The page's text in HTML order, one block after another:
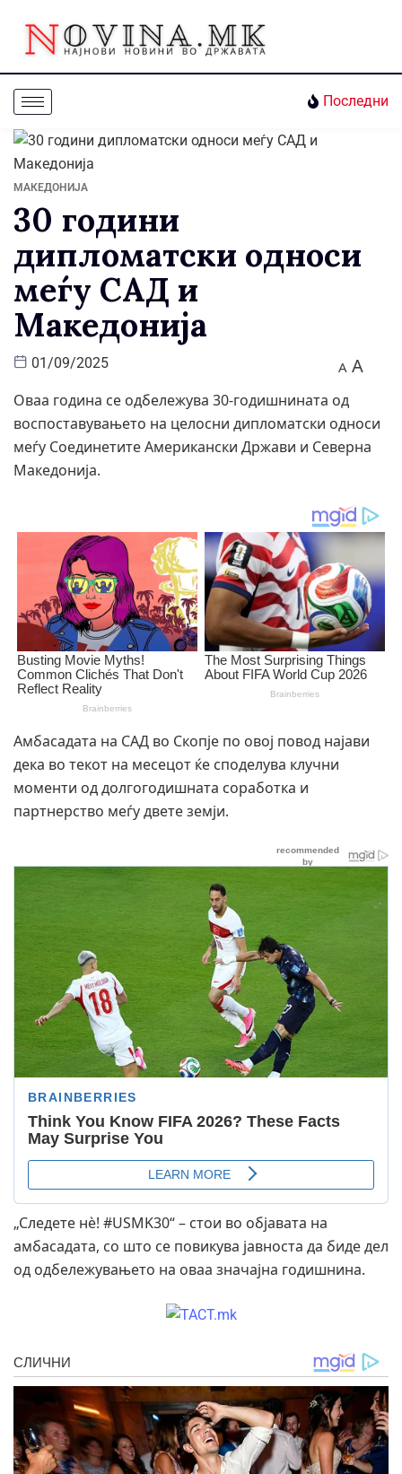
Последни
МАКЕДОНИЈА
30 години
дипломатски односи
меѓу САД и
Македонија
01/09/2025 A A
Оваа година се одбележува 30-годишнината од
воспоставувањето на целосни дипломатски односи
меѓу Соединетите Американски Држави и Северна
Македонија.
Амбасадата на САД во Скопје по овој повод најави
дека во текот на месецот ќе споделува клучни
моменти од долгогодишната соработка и
партнерство меѓу двете земји.
„Следете нè! #USMK30“ – стои во објавата на
амбасадата, со што се повикува јавноста да биде дел
од одбележувањето на оваа значајна годишнина.